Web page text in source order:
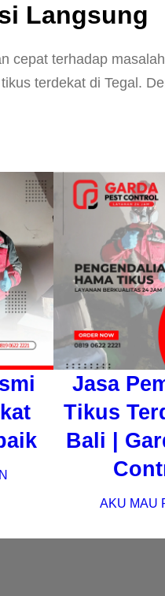
Langsung
cepat terhadap
terdekat di Tegal.
Jasa
Tikus
Bali |
AKU MAU